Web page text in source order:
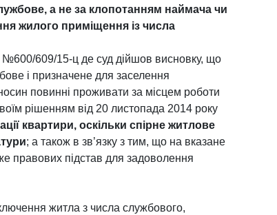
а не за клопотанням наймача чи
жилого приміщення із числа
№600/609/15-ц де суд дійшов висновку, що
і призначене для заселення
повинні проживати за місцем роботи
рішенням від 20 листопада 2014 року
квартири, оскільки спірне житлове
; а також в зв’язку з тим, що на вказане
правових підстав для задоволення
житла з числа службового,